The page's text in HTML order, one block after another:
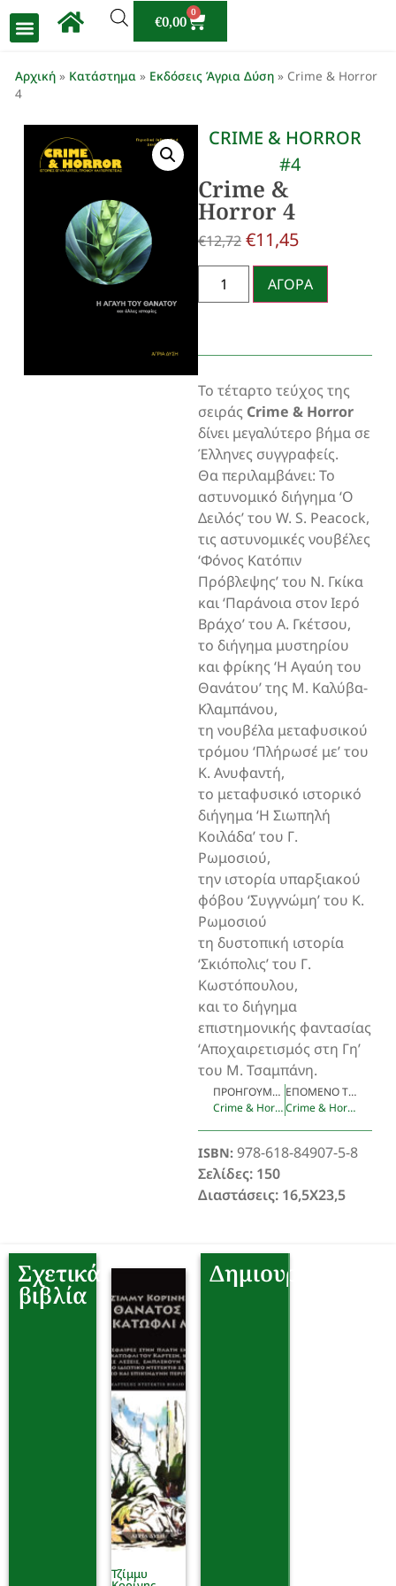
€0,00
0
Αρχική » Κατάστημα » Εκδόσεις Άγρια Δύση » Crime & Horror
4
CRIME & HORROR
#4
Crime &
Horror 4
€12,72 €11,45
ΑΓΟΡΑ
Το τέταρτο τεύχος της
σειράς Crime & Horror
δίνει μεγαλύτερο βήμα σε
Έλληνες συγγραφείς.
Θα περιλαμβάνει: Το
αστυνομικό διήγημα ‘Ο
Δειλός’ του W. S. Peacock,
τις αστυνομικές νουβέλες
‘Φόνος Κατόπιν
Πρόβλεψης’ του Ν. Γκίκα
και ‘Παράνοια στον Ιερό
Βράχο’ του Α. Γκέτσου,
το διήγημα μυστηρίου
και φρίκης ‘Η Αγαύη του
Θανάτου’ της Μ. Καλύβα-
Κλαμπάνου,
τη νουβέλα μεταφυσικού
τρόμου ‘Πλήρωσέ με’ του
Κ. Ανυφαντή,
το μεταφυσικό ιστορικό
διήγημα ‘Η Σιωπηλή
Κοιλάδα’ του Γ.
Ρωμοσιού,
την ιστορία υπαρξιακού
φόβου ‘Συγγνώμη’ του Κ.
Ρωμοσιού
τη δυστοπική ιστορία
‘Σκιόπολις’ του Γ.
Κωστόπουλου,
και το διήγημα
επιστημονικής φαντασίας
‘Αποχαιρετισμός στη Γη’
του Μ. Τσαμπάνη.
ΠΡΟΗΓΟΎΜΕΝΟ ΤΕΎΧΟΣ
Crime & Horror 3
ΕΠΌΜΕΝΟ ΤΕΎΧΟΣ
Crime & Horror 5
ISBN: 978-618-84907-5-8
Σελίδες: 150
Διαστάσεις: 16,5Χ23,5
Σχετικά
βιβλία
Τζίμμυ
Δημιουργοί